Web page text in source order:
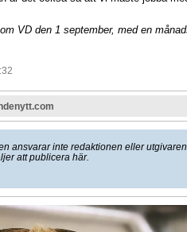
VD den 1 september, med en
ansvarar inte redaktionen eller
att publicera här.